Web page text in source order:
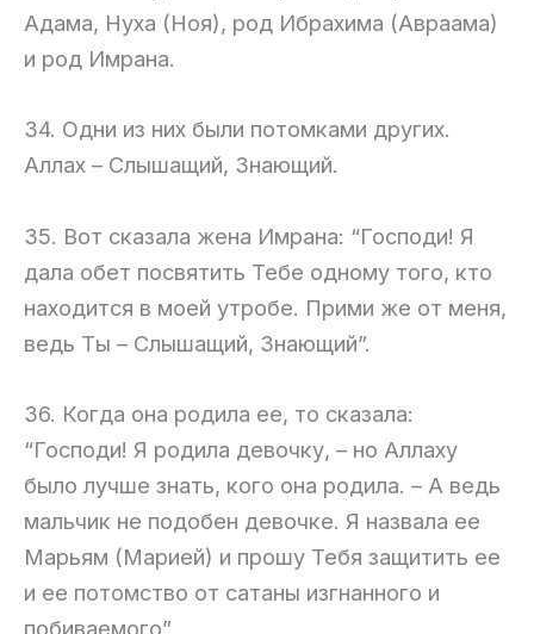
Адама, Нуха (Ноя), род Ибрахима (Авраама)
и род Имрана.
34. Одни из них были потомками других.
Аллах – Слышащий, Знающий.
35. Вот сказала жена Имрана: “Господи! Я
дала обет посвятить Тебе одному того, кто
находится в моей утробе. Прими же от меня,
ведь Ты – Слышащий, Знающий”.
36. Когда она родила ее, то сказала:
“Господи! Я родила девочку, – но Аллаху
было лучше знать, кого она родила. – А ведь
мальчик не подобен девочке. Я назвала ее
Марьям (Марией) и прошу Тебя защитить ее
и ее потомство от сатаны изгнанного и
побиваемого”.